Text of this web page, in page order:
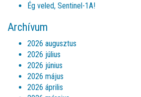
Ég veled, Sentinel-1A!
Archívum
2026 augusztus
2026 július
2026 június
2026 május
2026 április